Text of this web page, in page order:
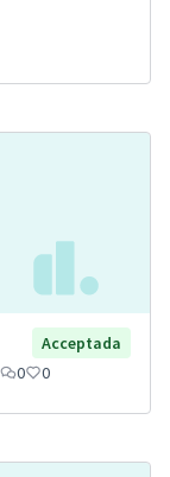
Acceptada
0 0